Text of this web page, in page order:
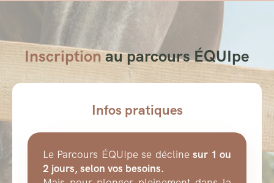
Inscriptionau parcours ÉQUIpe
Infos pratiques
Le Parcours ÉQUIpe se déclinesur 1 ou
2 jours, selon vos besoins.